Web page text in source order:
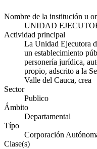
Nombre de la institución u
UNIDAD
Actividad principal
La Unidad Ejecutora
un establecimiento
personería jurídica,
propio, adscrito a la
Valle del Cauca, crea
Sector
Publico
Ámbito
Departamental
Típo
Corporación
Clase(s)